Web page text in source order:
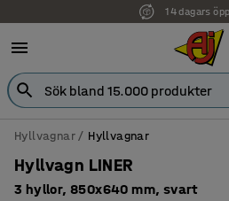
14 dagars
Hyllvagnar Hyllvagnar
Hyllvagn LINER
3 hyllor, 850x640 mm, svart